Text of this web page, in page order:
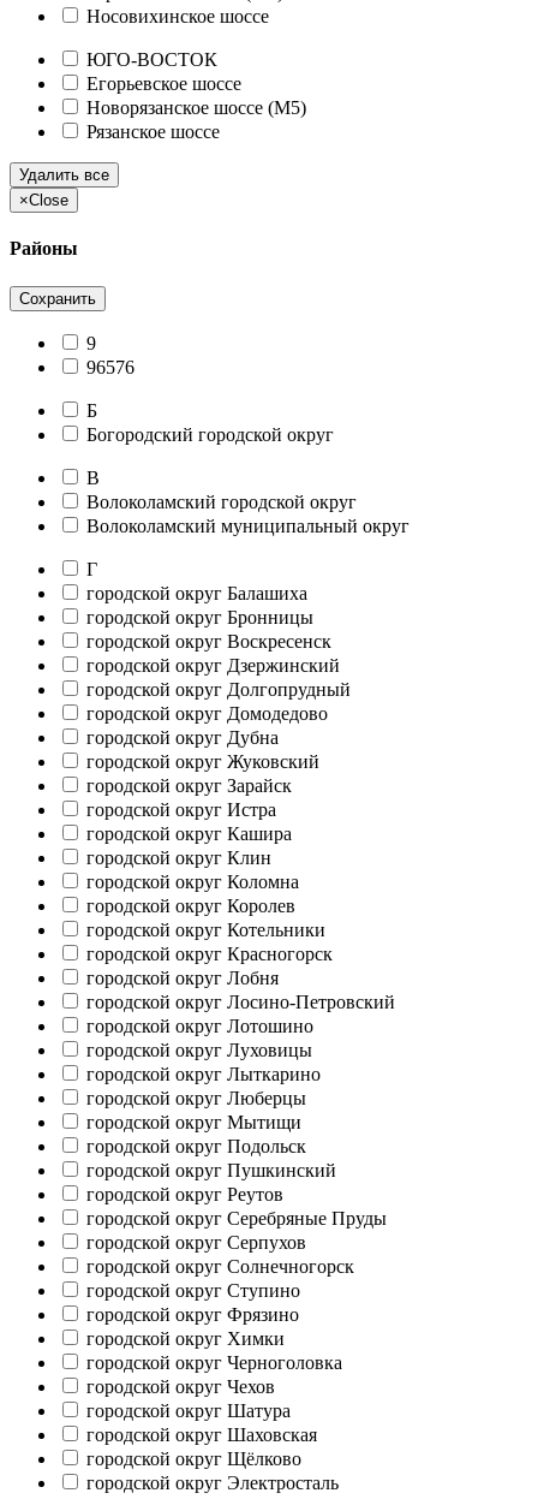
Носовихинское шоссе
ЮГО-ВОСТОК
Егорьевское шоссе
Новорязанское шоссе (М5)
Рязанское шоссе
Удалить все
×Close
Районы
Сохранить
9
96576
Б
Богородский городской округ
В
Волоколамский городской округ
Волоколамский муниципальный округ
Г
городской округ Балашиха
городской округ Бронницы
городской округ Воскресенск
городской округ Дзержинский
городской округ Долгопрудный
городской округ Домодедово
городской округ Дубна
городской округ Жуковский
городской округ Зарайск
городской округ Истра
городской округ Кашира
городской округ Клин
городской округ Коломна
городской округ Королев
городской округ Котельники
городской округ Красногорск
городской округ Лобня
городской округ Лосино-Петровский
городской округ Лотошино
городской округ Луховицы
городской округ Лыткарино
городской округ Люберцы
городской округ Мытищи
городской округ Подольск
городской округ Пушкинский
городской округ Реутов
городской округ Серебряные Пруды
городской округ Серпухов
городской округ Солнечногорск
городской округ Ступино
городской округ Фрязино
городской округ Химки
городской округ Черноголовка
городской округ Чехов
городской округ Шатура
городской округ Шаховская
городской округ Щёлково
городской округ Электросталь